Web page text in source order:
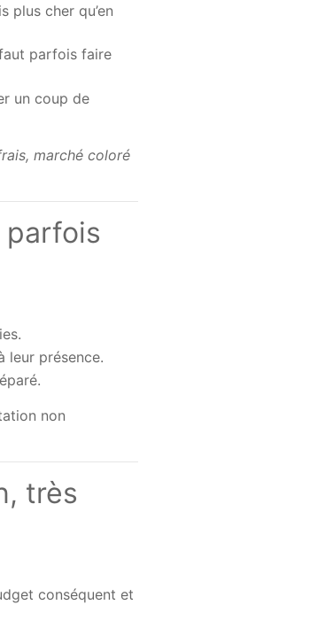
plus cher qu’en
parfois faire
un coup de
marché coloré
leur présence.
non
très
conséquent et